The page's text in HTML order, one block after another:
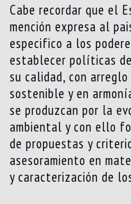
Cabe recordar que el
mención expresa al
especifico a los
establecer políticas
su calidad, con
sostenible y en
se produzcan por la
ambiental y con ello
de propuestas y
asesoramiento en
y caracterización de